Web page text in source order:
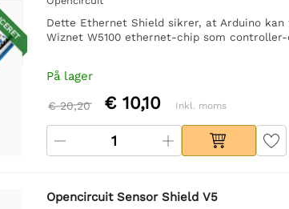
Dette Ethernet Shield sikrer, at Arduino
Wiznet W5100 ethernet-chip som controller-
På lager
€ 20,20 € 10,10 Inkl. moms
Opencircuit Sensor Shield V5